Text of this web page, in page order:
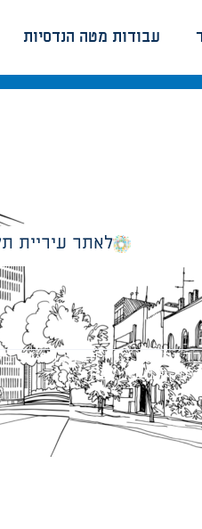
עבודות מטה הנדסיות
לאתר עיריית
הנחיות תכנוניות
בתוקף מעת לעת.